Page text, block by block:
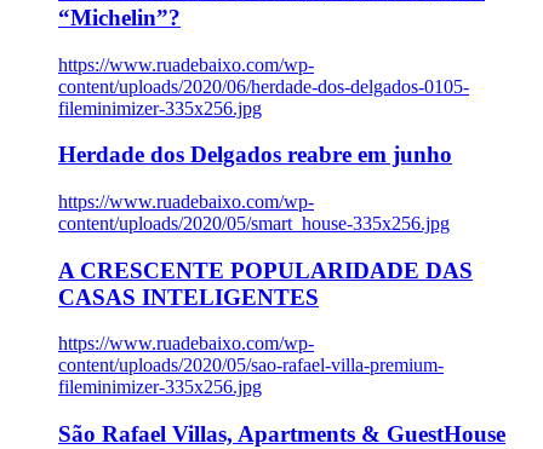
“Michelin”?
https://www.ruadebaixo.com/wp-
content/uploads/2020/06/herdade-dos-delgados-0105-
fileminimizer-335x256.jpg
Herdade dos Delgados reabre em junho
https://www.ruadebaixo.com/wp-
content/uploads/2020/05/smart_house-335x256.jpg
A CRESCENTE POPULARIDADE DAS
CASAS INTELIGENTES
https://www.ruadebaixo.com/wp-
content/uploads/2020/05/sao-rafael-villa-premium-
fileminimizer-335x256.jpg
São Rafael Villas, Apartments & GuestHouse